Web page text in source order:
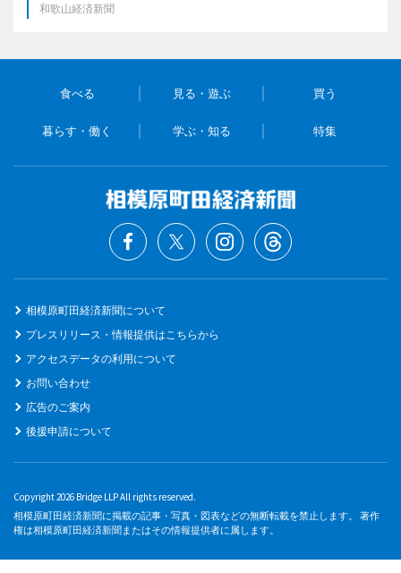
和歌山経済新聞
食べる 見る・遊ぶ 買う
暮らす・働く 学ぶ・知る 特集
相模原町田経済新聞について
プレスリリース・情報提供はこちらから
アクセスデータの利用について
お問い合わせ
広告のご案内
後援申請について
Copyright 2026 Bridge LLP All rights reserved.
相模原町田経済新聞に掲載の記事・写真・図表などの無断転載を禁止します。 著作
権は相模原町田経済新聞またはその情報提供者に属します。